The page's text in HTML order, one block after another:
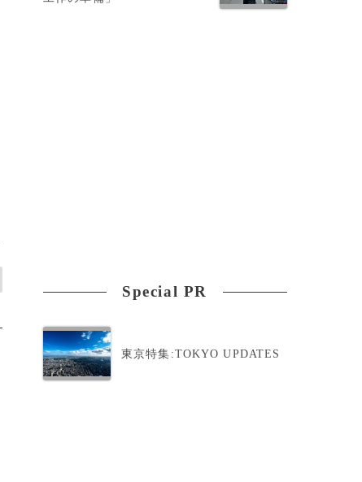
Special PR
東京特集:TOKYO UPDATES